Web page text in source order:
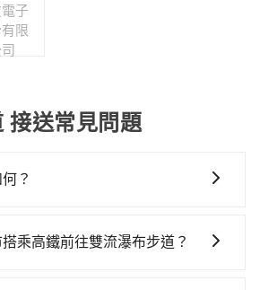
子
限
接送常見問題
？
記錄每位司機每次服務的狀況以及
乘高鐵前往雙流瀑布步道？